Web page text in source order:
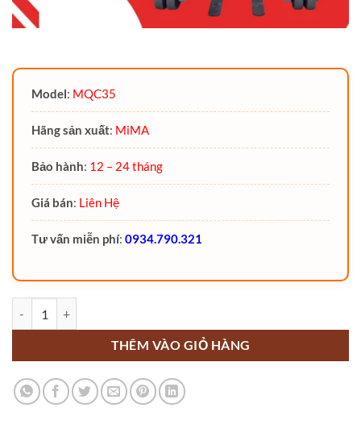
Model: MQC35
Hãng sản xuất: MiMA
Bảo hành: 12 – 24 tháng
Giá bán: Liên Hệ
Tư vấn miễn phí: 0934.790.321
THÊM VÀO GIỎ HÀNG